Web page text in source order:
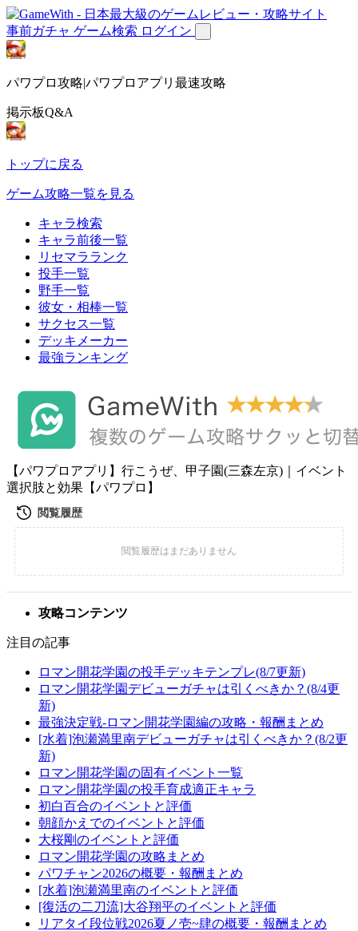
事前ガチャ ゲーム検索 ログイン
パワプロ攻略|パワプロアプリ最速攻略
掲示板Q&A
トップに戻る
ゲーム攻略一覧を見る
キャラ検索
キャラ前後一覧
リセマラランク
投手一覧
野手一覧
彼女・相棒一覧
サクセス一覧
デッキメーカー
最強ランキング
【パワプロアプリ】行こうぜ、甲子園(三森左京)｜イベント
選択肢と効果【パワプロ】
攻略コンテンツ
注目の記事
ロマン開花学園の投手デッキテンプレ(8/7更新)
ロマン開花学園デビューガチャは引くべきか？(8/4更
新)
最強決定戦-ロマン開花学園編の攻略・報酬まとめ
[水着]泡瀬満里南デビューガチャは引くべきか？(8/2更
新)
ロマン開花学園の固有イベント一覧
ロマン開花学園の投手育成適正キャラ
初白百合のイベントと評価
朝顔かえでのイベントと評価
大桜剛のイベントと評価
ロマン開花学園の攻略まとめ
パワチャン2026の概要・報酬まとめ
[水着]泡瀬満里南のイベントと評価
[復活の二刀流]大谷翔平のイベントと評価
リアタイ段位戦2026夏ノ壱~肆の概要・報酬まとめ